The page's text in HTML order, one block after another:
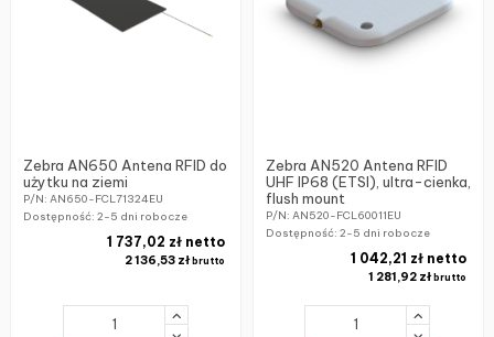
Zebra AN650 Antena RFID do
użytku na ziemi
P/N: AN650-FCL71324EU
Dostępność:2-5 dni robocze
2 136,53 zł brutto
1 737,02 zł netto
Zebra AN520 Antena RFID
UHF IP68 (ETSI), ultra-cienka,
flush mount
P/N: AN520-FCL60011EU
Dostępność: 2-5 dni robocze
1 281,92 złbrutto
1 042,21 zł netto